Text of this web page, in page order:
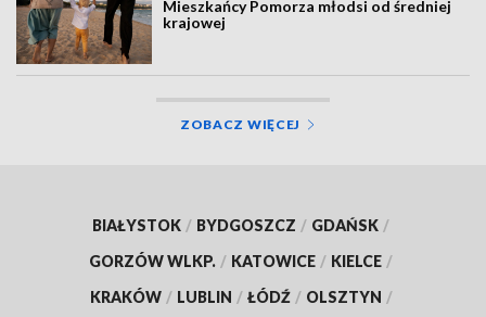
Mieszkańcy Pomorza młodsi od średniej
krajowej
ZOBACZ WIĘCEJ
BIAŁYSTOK / BYDGOSZCZ / GDAŃSK /
GORZÓW WLKP. / KATOWICE / KIELCE /
KRAKÓW / LUBLIN / ŁÓDŹ / OLSZTYN /